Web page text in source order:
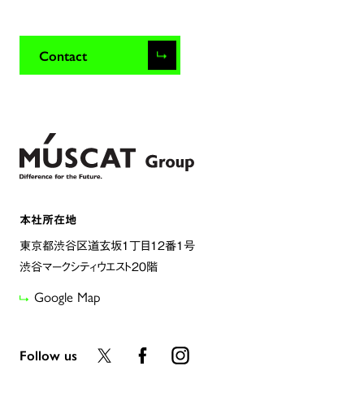
Contact
本社所在地
東京都渋谷区道玄坂1丁目12番1号
渋谷マークシティウエスト20階
Google Map
Follow us